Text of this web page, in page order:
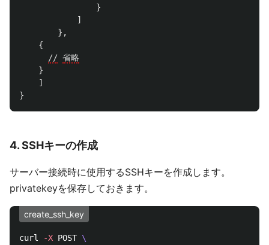
}
]
},
{
// 省略
}
]
}
4. SSHキーの作成
サーバー接続時に使用するSSHキーを作成します。
privatekeyを保存しておきます。
create_ssh_key
curl -X POST \